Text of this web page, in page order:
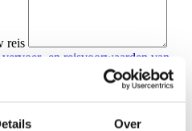
Over
reis
vervoer- en reisvoorwaarden van